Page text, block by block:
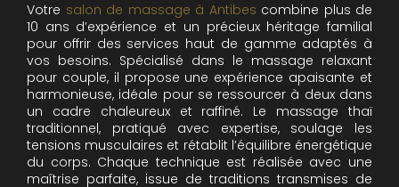
Votre salon de massage à Antibes combine plus de
10 ans d’expérience et un précieux héritage familial
pour offrir des services haut de gamme adaptés à
vos besoins. Spécialisé dans le massage relaxant
pour couple, il propose une expérience apaisante et
harmonieuse, idéale pour se ressourcer à deux dans
un cadre chaleureux et raffiné. Le massage thaï
traditionnel, pratiqué avec expertise, soulage les
tensions musculaires et rétablit l’équilibre énergétique
du corps. Chaque technique est réalisée avec une
maîtrise parfaite, issue de traditions transmises de